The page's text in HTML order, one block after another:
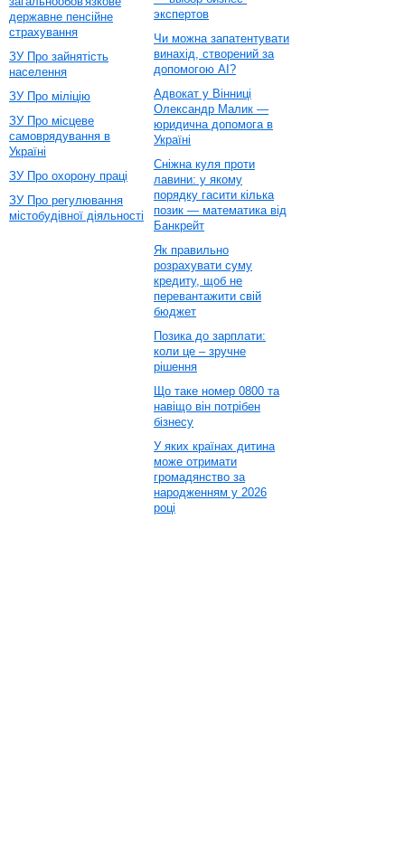
державне пенсійне
страхування
ЗУ Про зайнятість
населення
ЗУ Про міліцію
ЗУ Про місцеве
самоврядування в
Україні
ЗУ Про охорону праці
ЗУ Про регулювання
містобудівної діяльності
экспертов
Чи можна запатентувати
винахід, створений за
допомогою AI?
Адвокат у Вінниці
Олександр Малик —
юридична допомога в
Україні
Сніжна куля проти
лавини: у якому
порядку гасити кілька
позик — математика від
Банкрейт
Як правильно
розрахувати суму
кредиту, щоб не
перевантажити свій
бюджет
Позика до зарплати:
коли це – зручне
рішення
Що таке номер 0800 та
навіщо він потрібен
бізнесу
У яких країнах дитина
може отримати
громадянство за
народженням у 2026
році